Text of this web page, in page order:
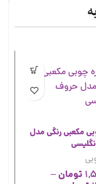
مکعبی رنگی مدل
تومان–